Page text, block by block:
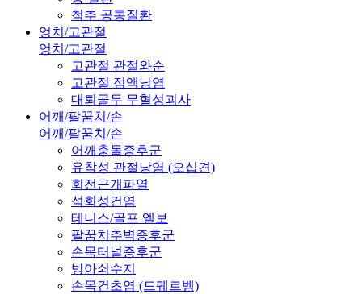
척추 공통질환
엉치/고관절
엉치/고관절
고관절 관절와순
고관절 점액낭염
대퇴골두 무혈성괴사
어깨/팔꿈치/손
어깨/팔꿈치/손
어깨충돌증후군
유착성 관절낭염 (오십견)
회전근개파열
석회성건염
테니스/골프 엘보
팔꿈치추벽증후군
손목터널증후군
방아쇠수지
손목건초염 (드퀘르벵)